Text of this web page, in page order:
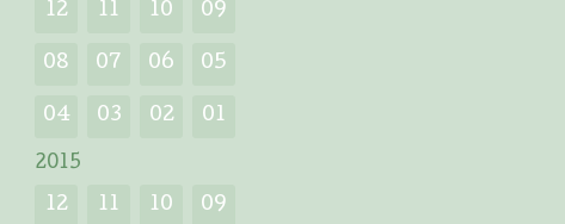
12 11 10 09
08 07 06 05
04 03 02 01
2015
12 11 10 09